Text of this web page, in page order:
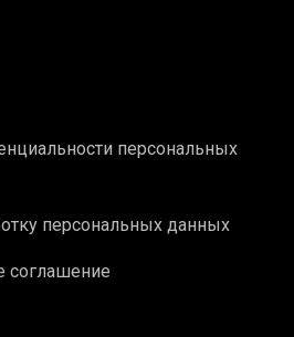
персональных
персональных данных
соглашение